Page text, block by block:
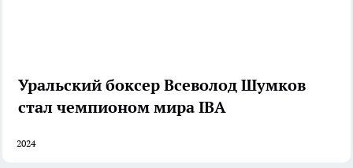
Уральский боксер Всеволод Шумков
стал чемпионом мира IBA
2024